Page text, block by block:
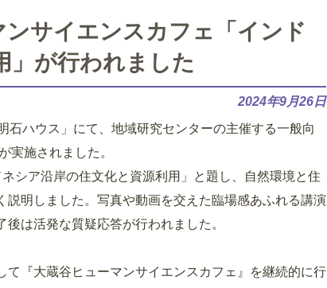
サイエンスカフェ「インド
」が行われました
2024年9月26日
ハウス」にて、地域研究センターの主催する一般向
実施されました。
シア沿岸の住文化と資源利用」と題し、自然環境と住
明しました。写真や動画を交えた臨場感あふれる講演
は活発な質疑応答が行われました。
『大蔵谷ヒューマンサイエンスカフェ』を継続的に行